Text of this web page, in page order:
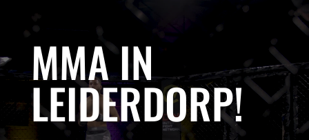
MMA IN
LEIDERDORP!